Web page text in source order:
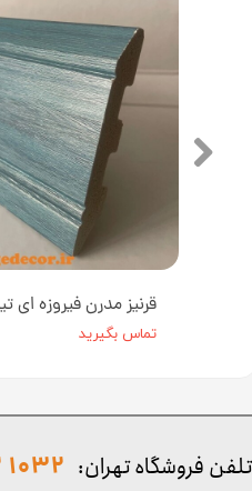
تماس بگیرید
تلفن فروشگاه تهران: 1032 2842 - 021